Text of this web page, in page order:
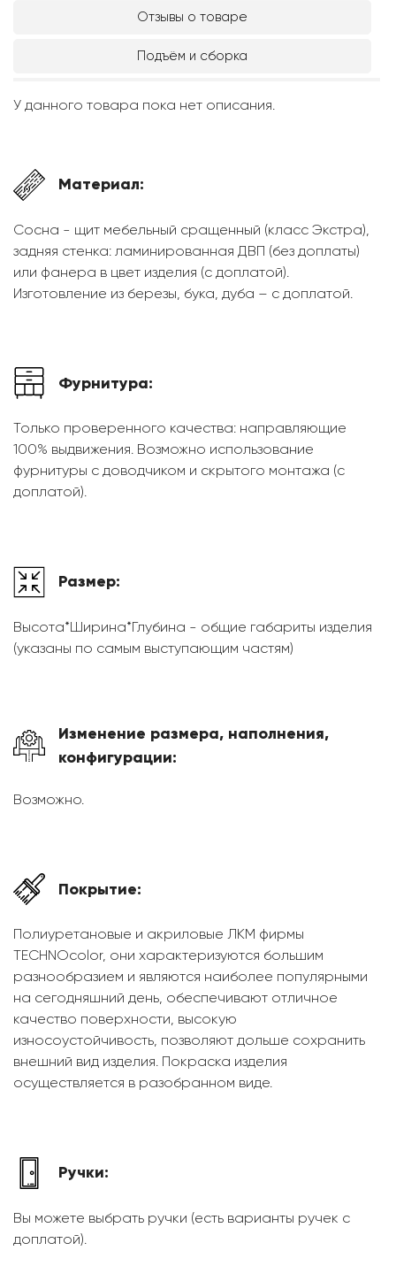
Отзывы о товаре
Подъём и сборка
У данного товара пока нет описания.
Материал:
Сосна - щит мебельный сращенный (класс Экстра),
задняя стенка: ламинированная ДВП (без доплаты)
или фанера в цвет изделия (с доплатой).
Изготовление из березы, бука, дуба – с доплатой.
Фурнитура:
Только проверенного качества: направляющие
100% выдвижения. Возможно использование
фурнитуры с доводчиком и скрытого монтажа (с
доплатой).
Размер:
Высота*Ширина*Глубина - общие габариты изделия
(указаны по самым выступающим частям)
Изменение размера, наполнения,
конфигурации:
Возможно.
Покрытие:
Полиуретановые и акриловые ЛКМ фирмы
TECHNOcolor, они характеризуются большим
разнообразием и являются наиболее популярными
на сегодняшний день, обеспечивают отличное
качество поверхности, высокую
износоустойчивость, позволяют дольше сохранить
внешний вид изделия. Покраска изделия
осуществляется в разобранном виде.
Ручки:
Вы можете выбрать ручки (есть варианты ручек с
доплатой).